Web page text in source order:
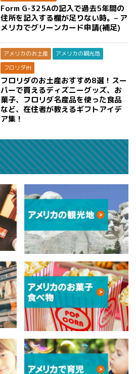
Form G-325Aの記入で過去5年間の
住所を記入する欄が足りない時。– ア
メリカでグリーンカード申請(補足)
アメリカのお土産
アメリカの観光地
フロリダ州
フロリダのお土産おすすめ8選！スー
パーで買えるディズニーグッズ、お
菓子、フロリダ名産品を使った食品
など、在住者が教えるギフトアイデ
ア集！